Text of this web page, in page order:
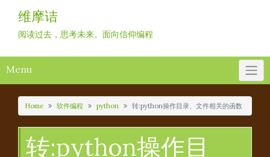
content
维摩诘
阅读过去，思考未来。面向信仰编程
Menu
Home 软件编程 python 转:python操作目录、文件相关的函数
转:python操作目